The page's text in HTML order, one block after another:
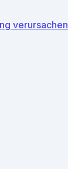
verursachen